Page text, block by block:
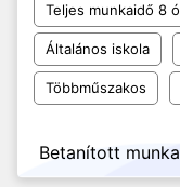
Teljes munkaidő 8
Általános iskola
Többműszakos
Betanított munka